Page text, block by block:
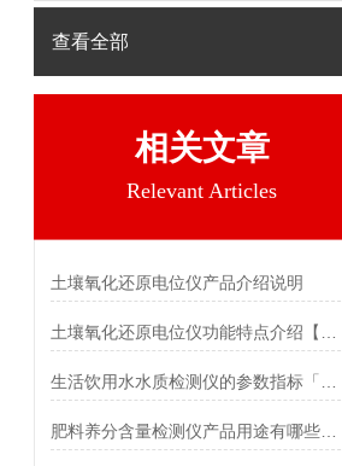
查看全部
相关文章
Relevant Articles
土壤氧化还原电位仪产品介绍说明